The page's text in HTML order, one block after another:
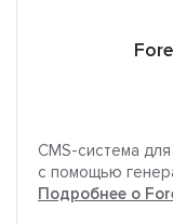
CMS-система
с помощью
Подробнее о